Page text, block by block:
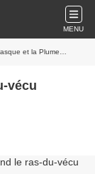
MENU
et la Plume…
vécu